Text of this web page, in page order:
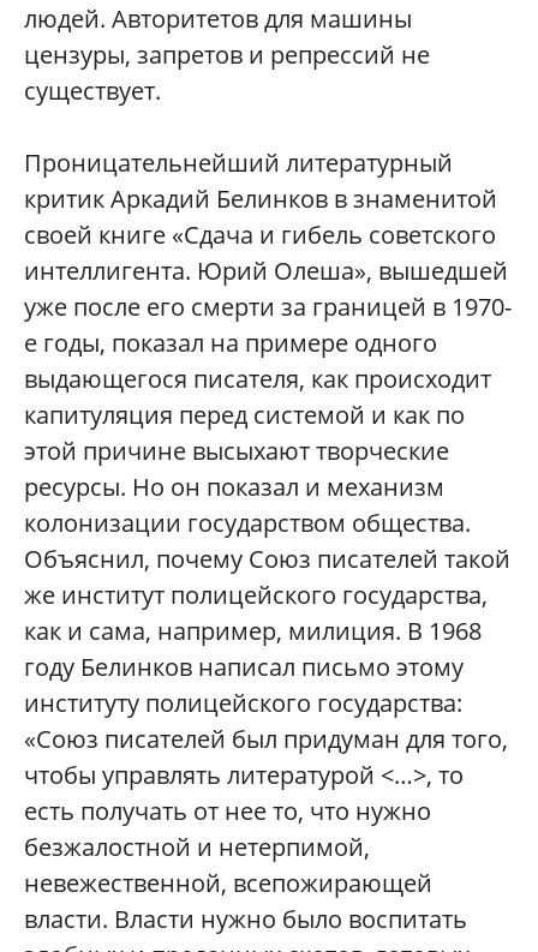
людей. Авторитетов для машины
цензуры, запретов и репрессий не
существует.
Проницательнейший литературный
критик Аркадий Белинков в знаменитой
своей книге «Сдача и гибель советского
интеллигента. Юрий Олеша», вышедшей
уже после его смерти за границей в 1970-
е годы, показал на примере одного
выдающегося писателя, как происходит
капитуляция перед системой и как по
этой причине высыхают творческие
ресурсы. Но он показал и механизм
колонизации государством общества.
Объяснил, почему Союз писателей такой
же институт полицейского государства,
как и сама, например, милиция. В 1968
году Белинков написал письмо этому
институту полицейского государства:
«Союз писателей был придуман для того,
чтобы управлять литературой <…>, то
есть получать от нее то, что нужно
безжалостной и нетерпимой,
невежественной, всепожирающей
власти. Власти нужно было воспитать